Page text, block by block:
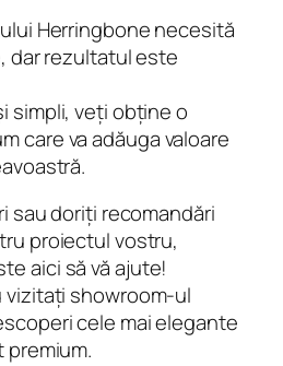
Herringbone necesită
dar rezultatul este
simpli, veți obține o
care va adăuga valoare
sau doriți recomandări
proiectul vostru,
aici să vă ajute!
showroom-ul
cele mai elegante